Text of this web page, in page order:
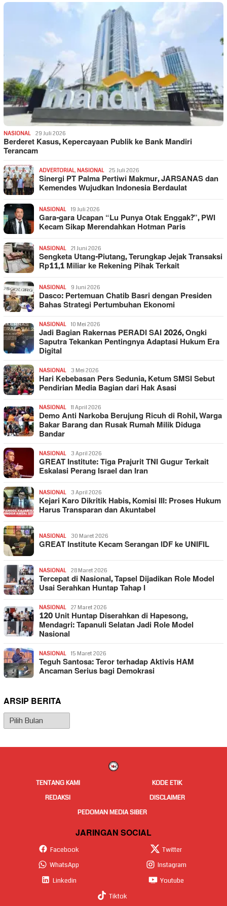
NASIONAL 29 Juli 2026
Berderet Kasus, Kepercayaan Publik ke Bank Mandiri
Terancam
ADVERTORIAL, NASIONAL 25 Juli 2026
Sinergi PT Palma Pertiwi Makmur, JARSANAS dan
Kemendes Wujudkan Indonesia Berdaulat
NASIONAL 19 Juli 2026
Gara-gara Ucapan “Lu Punya Otak Enggak?”, PWI
Kecam Sikap Merendahkan Hotman Paris
NASIONAL 21 Juni 2026
Sengketa Utang-Piutang, Terungkap Jejak Transaksi
Rp11,1 Miliar ke Rekening Pihak Terkait
NASIONAL 9 Juni 2026
Dasco: Pertemuan Chatib Basri dengan Presiden
Bahas Strategi Pertumbuhan Ekonomi
NASIONAL 10 Mei 2026
Jadi Bagian Rakernas PERADI SAI 2026, Ongki
Saputra Tekankan Pentingnya Adaptasi Hukum Era
Digital
NASIONAL 3 Mei 2026
Hari Kebebasan Pers Sedunia, Ketum SMSI Sebut
Pendirian Media Bagian dari Hak Asasi
NASIONAL 11 April 2026
Demo Anti Narkoba Berujung Ricuh di Rohil, Warga
Bakar Barang dan Rusak Rumah Milik Diduga
Bandar
NASIONAL 3 April 2026
GREAT Institute: Tiga Prajurit TNI Gugur Terkait
Eskalasi Perang Israel dan Iran
NASIONAL 3 April 2026
Kejari Karo Dikritik Habis, Komisi III: Proses Hukum
Harus Transparan dan Akuntabel
NASIONAL 30 Maret 2026
GREAT Institute Kecam Serangan IDF ke UNIFIL
NASIONAL 28 Maret 2026
Tercepat di Nasional, Tapsel Dijadikan Role Model
Usai Serahkan Huntap Tahap I
NASIONAL 27 Maret 2026
120 Unit Huntap Diserahkan di Hapesong,
Mendagri: Tapanuli Selatan Jadi Role Model
Nasional
NASIONAL 15 Maret 2026
Teguh Santosa: Teror terhadap Aktivis HAM
Ancaman Serius bagi Demokrasi
ARSIP BERITA
Arsip
Berita
TENTANG KAMI
KODE ETIK
REDAKSI
DISCLAIMER
PEDOMAN MEDIA SIBER
JARINGAN SOCIAL
Facebook
Twitter
WhatsApp
Instagram
Linkedin
Youtube
Tiktok